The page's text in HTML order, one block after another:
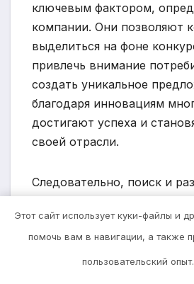
ключевым фактором,
компании. Они позволяют
выделиться на фоне
привлечь внимание
создать уникальное
благодаря инновациям
достигают успеха и
своей отрасли.
Следовательно, поиск и
наиболее приоритетными
компании. Регулярное и
исследование рынка,
потребителями и
Этот сайт использует куки-файлы и
помочь вам в навигации, а также
пользовательский опыт.